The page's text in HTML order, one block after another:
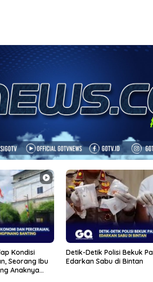
Lansia
Bupati Iskandarsyah
Batu Pertama Revitalisasi